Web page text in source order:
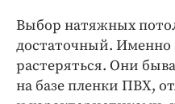
Работодатель
Выбор натяжных
достаточный.
растеряться. Они
на базе пленки ПВХ,